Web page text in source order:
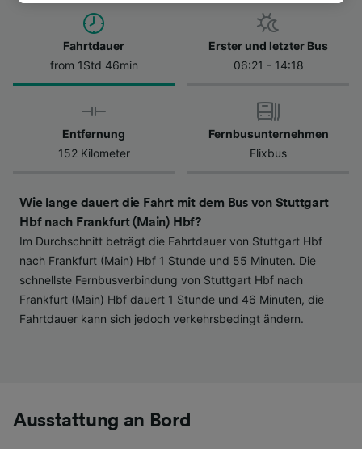
Fahrtdauer
from 1Std 46min
Erster und letzter Bus
06:21 - 14:18
Entfernung
152 Kilometer
Fernbusunternehmen
Flixbus
Wie lange dauert die Fahrt mit dem Bus von Stuttgart
Hbf nach Frankfurt (Main) Hbf?
Im Durchschnitt beträgt die Fahrtdauer von Stuttgart Hbf
nach Frankfurt (Main) Hbf 1 Stunde und 55 Minuten. Die
schnellste Fernbusverbindung von Stuttgart Hbf nach
Frankfurt (Main) Hbf dauert 1 Stunde und 46 Minuten, die
Fahrtdauer kann sich jedoch verkehrsbedingt ändern.
Ausstattung an Bord
besuchen Sie jederzeit die Seite der
Datenschutzrichtlinie. Diese Präferenzen
werden unseren Partnern signalisiert und
haben keinen Einfluss auf Surfdaten. Ihre
Daten werden nicht für Tracking-Zwecke
verwendet, wenn Sie uns gebeten haben, Ihr
Surfverhalten nicht zu verfolgen.
Wir und unsere Partner verarbeiten Daten, um
Verwendung genauer Standortdaten.
Endgeräteeigenschaften zur Identifikation
aktiv abfragen. Speichern von oder Zugriff auf
Informationen auf einem Endgerät.
Personalisierte Werbung und Inhalte, Messung
von Werbeleistung und der Performance von
Inhalten, Zielgruppenforschung sowie
Entwicklung und Verbesserung von
Angeboten.